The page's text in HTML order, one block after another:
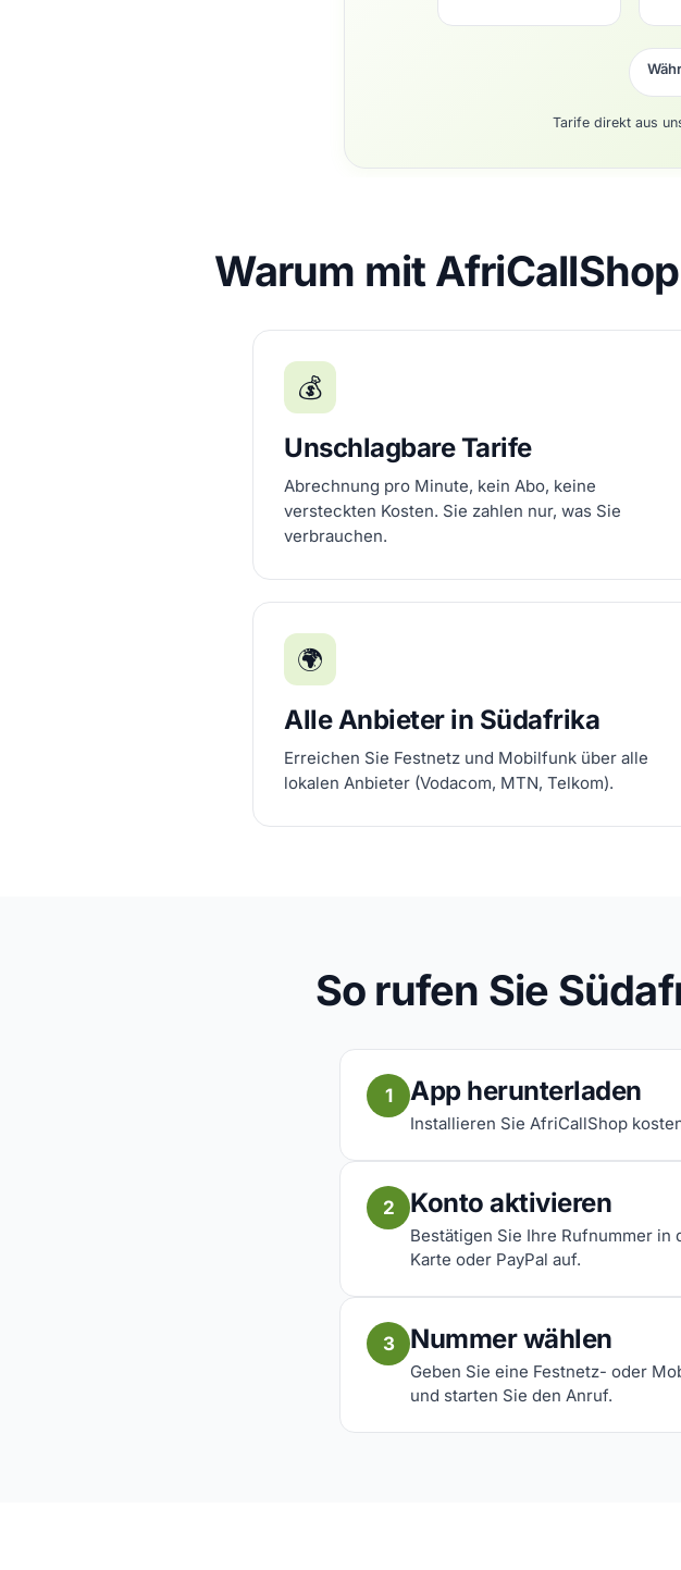
Tarife direkt aus
Warum mit
💰
Unschlagbare Tarife
Abrechnung pro Minute, kein Abo, keine
versteckten Kosten. Sie zahlen nur, was Sie
verbrauchen.
🌍
Alle Anbieter in Südafrika
Erreichen Sie Festnetz und Mobilfunk über alle
lokalen Anbieter (Vodacom, MTN, Telkom).
So rufen Sie
1 App herunterladen
Installieren Sie AfriCallShop
2 Konto aktivieren
Bestätigen Sie Ihre Rufnummer in
Karte oder PayPal auf.
3 Nummer wählen
Geben Sie eine Festnetz- oder
und starten Sie den Anruf.